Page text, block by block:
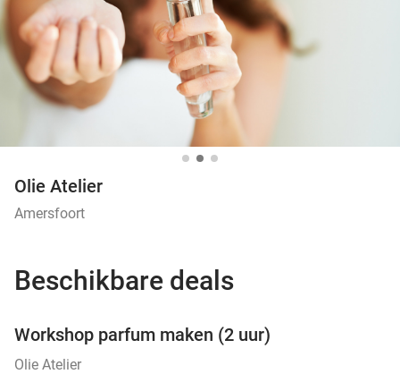
Olie Atelier
Amersfoort
Beschikbare deals
Workshop parfum maken (2 uur)
Olie Atelier